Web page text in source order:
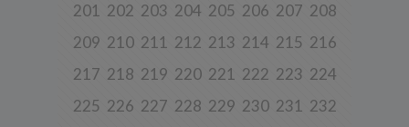
201 202 203 204 205 206 207 208
209 210 211 212 213 214 215 216
217 218 219 220 221 222 223 224
225 226 227 228 229 230 231 232
udostępniają w historii przeglądania stron i aplikacji w ramach
aktywności użytkownika na stronie).